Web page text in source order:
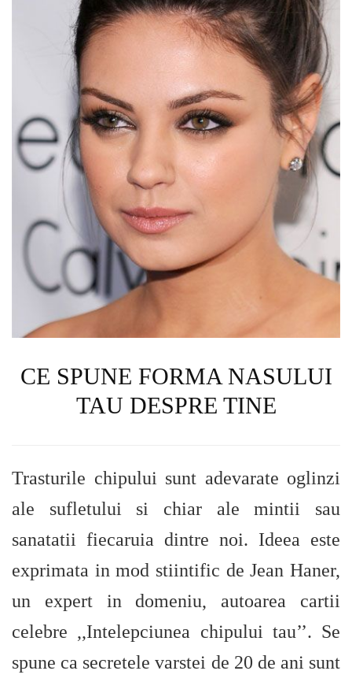
CE SPUNE FORMA NASULUI
TAU DESPRE TINE
Trasturile chipului sunt adevarate oglinzi
ale sufletului si chiar ale mintii sau
sanatatii fiecaruia dintre noi. Ideea este
exprimata in mod stiintific de Jean Haner,
un expert in domeniu, autoarea cartii
celebre ,,Intelepciunea chipului tau’’. Se
spune ca secretele varstei de 20 de ani sunt